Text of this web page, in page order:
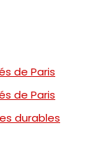
de Paris
de Paris
durables